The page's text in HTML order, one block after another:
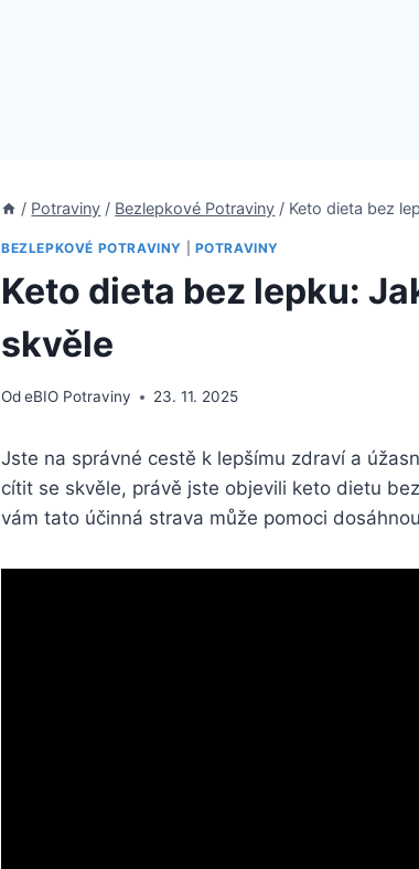
/ Potraviny / Bezlepkové Potraviny / Keto dieta bez
BEZLEPKOVÉ POTRAVINY POTRAVINY
Keto dieta bez lepku:
skvěle
OdeBIO Potraviny 23. 11. 2025
Jste⁢ na správné cestě⁣ k ‍lepšímu ⁤zdraví a
cítit‍ se skvěle, právě⁢ jste ‍objevili keto⁤ dietu‍
vám tato ⁣účinná strava ‌může pomoci